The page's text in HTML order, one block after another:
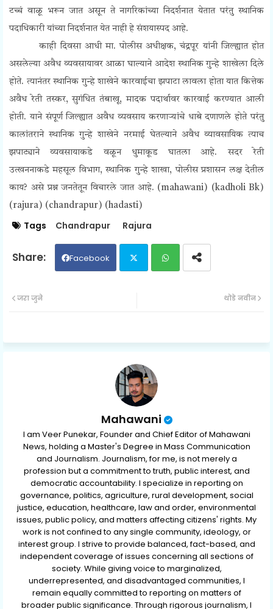
टच्चं वाळू भरून जात असून ते नागरिकांच्या निदर्शनात येतात परंतु स्थानिक
पदाधिकारी यांच्या निदर्शनात येत नाही हेसंशयास्पद आहे.
काही दिवसा आधी मा. पोलीस अधीक्षक, चंद्रपूर यांनी जिल्ह्यात होत
असलेल्या अवैध व्यवसायावर आळा घाल्याने आदेश स्थानिक गुन्हे शाखेला दिले
होते. त्यानंतर स्थानिक गुन्हे शाखेने कारवाईचा झपाटा लावला होता यात कित्तेक
अवैध रेती तस्कर, सुगंधित तंबाखू, मादक पदार्थावर कारवाई करण्यात आली
होती. याने संपूर्ण जिल्ह्यात अवैध व्यवसाय करणाऱ्यांचे धाबे दणाणले होते परंतु
कालांतराने स्थानिक गुन्हे शाखेने नरमाई घेतल्याने अवैध व्यावसायिक त्याच
झपाट्याने व्यवसायाकडे वळून धुमाकूड घातला आहे. सदर रेती
उत्खननाकडेमहसूल विभाग, स्थानिक गुन्हे शाखा, पोलीस प्रशासन लक्ष देतील
काय? असे प्रश्न जनतेतून विचारले जात आहे. (mahawani) (kadholi Bk)
(rajura) (chandrapur) (hadasti)
Tags Chandrapur Rajura
Facebook
ap
थोडे नवीन
जरा जुने
Mahawani
I am Veer Punekar, Founder and Chief Editor of Mahawani
News, holding a Master's Degree in Mass Communication
and Journalism. Journalism, for me, is not merely a
profession but a commitment to truth, public interest, and
democratic accountability. I specialize in reporting on
governance, politics, agriculture, rural development, social
justice, education, healthcare, law and order, environmental
issues, public policy, and matters affecting citizens' rights. My
work is not confined to any single community, ideology, or
interest group. I strive to provide balanced, fact-based, and
independent coverage of issues concerning all sections of
society. While giving voice to marginalized,
underrepresented, and disadvantaged communities, I
remain equally committed to reporting on matters of
broader public significance. Through rigorous journalism, I